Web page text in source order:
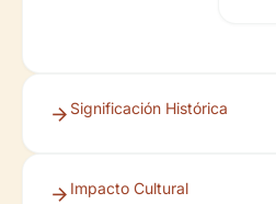
Significación Histórica
Impacto Cultural